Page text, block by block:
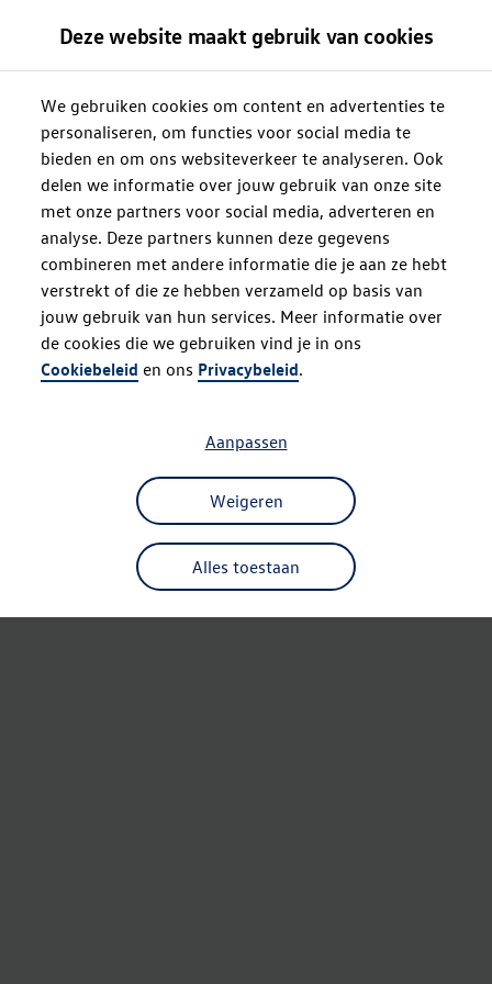
Deze website maakt gebruik van cookies
We gebruiken cookies om content en advertenties te
personaliseren, om functies voor social media te
bieden en om ons websiteverkeer te analyseren. Ook
delen we informatie over jouw gebruik van onze site
met onze partners voor social media, adverteren en
analyse. Deze partners kunnen deze gegevens
combineren met andere informatie die je aan ze hebt
verstrekt of die ze hebben verzameld op basis van
jouw gebruik van hun services. Meer informatie over
de cookies die we gebruiken vind je in ons
Cookiebeleid en ons Privacybeleid.
Alles toestaan
Weigeren
Aanpassen
Oops!
Something went wrong. Please try
refreshing the app
Refresh